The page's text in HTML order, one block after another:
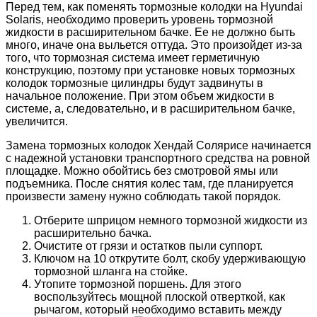
Перед тем, как поменять тормозные колодки на Hyundai
Solaris, необходимо проверить уровень тормозной
жидкости в расширительном бачке. Ее не должно быть
много, иначе она выльется оттуда. Это произойдет из-за
того, что тормозная система имеет герметичную
конструкцию, поэтому при установке новых тормозных
колодок тормозные цилиндры будут задвинуты в
начальное положение. При этом объем жидкости в
системе, а, следовательно, и в расширительном бачке,
увеличится.
Замена тормозных колодок Хендай Солярисе начинается
с надежной установки транспортного средства на ровной
площадке. Можно обойтись без смотровой ямы или
подъемника. После снятия колес там, где планируется
произвести замену нужно соблюдать такой порядок.
Отберите шприцом немного тормозной жидкости из
расширительно бачка.
Очистите от грязи и остатков пыли суппорт.
Ключом на 10 открутите болт, скобу удерживающую
тормозной шланга на стойке.
Утопите тормозной поршень. Для этого
воспользуйтесь мощной плоской отверткой, как
рычагом, который необходимо вставить между